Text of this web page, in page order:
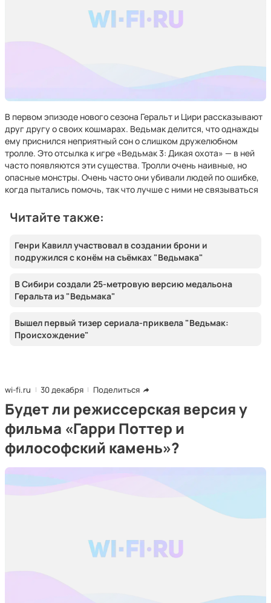
В первом эпизоде нового сезона Геральт и Цири рассказывают
друг другу о своих кошмарах. Ведьмак делится, что однажды
ему приснился неприятный сон о слишком дружелюбном
тролле. Это отсылка к игре «Ведьмак 3: Дикая охота» — в ней
часто появляются эти существа. Тролли очень наивные, но
опасные монстры. Очень часто они убивали людей по ошибке,
когда пытались помочь, так что лучше с ними не связываться
Читайте также:
Генри Кавилл участвовал в создании брони и
подружился с конём на съёмках "Ведьмака"
В Сибири создали 25-метровую версию медальона
Геральта из "Ведьмака"
Вышел первый тизер сериала-приквела "Ведьмак:
Происхождение"
wi-fi.ru 30 декабря Поделиться
Будет ли режиссерская версия у
фильма «Гарри Поттер и
философский камень»?